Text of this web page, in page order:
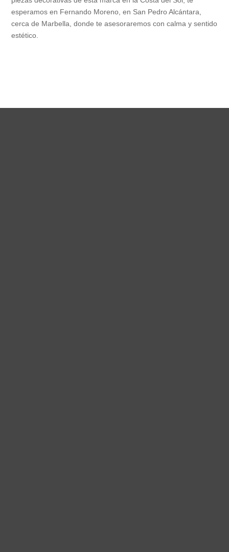
esperamos en Fernando Moreno, en San Pedro Alcántara,
cerca de Marbella, donde te asesoraremos con calma y sentido
estético.